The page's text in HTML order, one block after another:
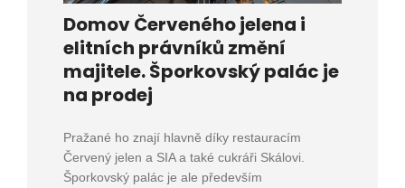
Domov Červeného jelena i
elitních právníků změní
majitele. Šporkovský palác je
na prodej
Pražané ho znají hlavně díky restauracím
Červený jelen a SIA a také cukráři Skálovi.
Šporkovský palác je ale především